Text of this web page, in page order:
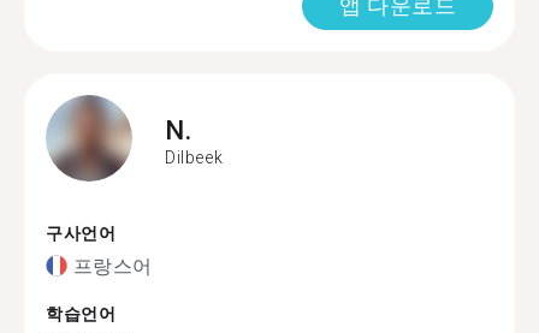
앱 다운로드
N.
Dilbeek
구사언어
프랑스어
학습언어